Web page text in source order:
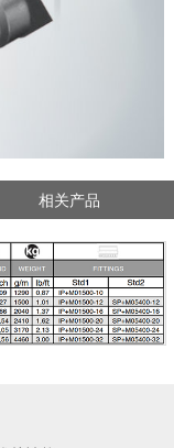
856 4SP 和 ISO
R, LOBA,
相关产品